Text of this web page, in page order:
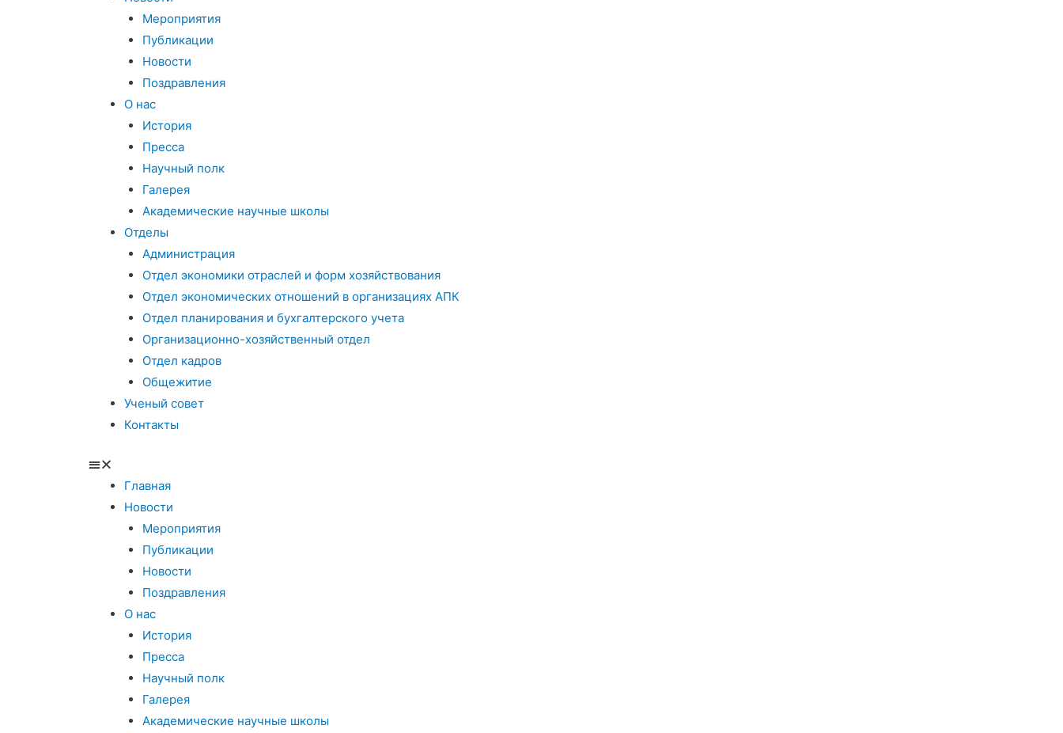
Мероприятия
Публикации
Новости
Поздравления
О нас
История
Пресса
Научный полк
Галерея
Академические научные школы
Отделы
Администрация
Отдел экономики отраслей и форм хозяйствования
Отдел экономических отношений в организациях АПК
Отдел планирования и бухгалтерского учета
Организационно-хозяйственный отдел
Отдел кадров
Общежитие
Ученый совет
Контакты
Главная
Новости
Мероприятия
Публикации
Новости
Поздравления
О нас
История
Пресса
Научный полк
Галерея
Академические научные школы